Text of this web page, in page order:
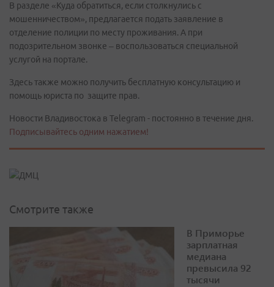
В разделе «Куда обратиться, если столкнулись с
мошенничеством», предлагается подать заявление в
отделение полиции по месту проживания. А при
подозрительном звонке – воспользоваться специальной
услугой на портале.
Здесь также можно получить бесплатную консультацию и
помощь юриста по защите прав.
Новости Владивостока в Telegram - постоянно в течение дня.
Подписывайтесь одним нажатием!
Смотрите также
В Приморье
зарплатная
медиана
превысила 92
тысячи